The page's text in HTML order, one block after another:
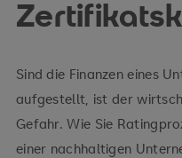
Sind die Finanzen eines
aufgestellt, ist der
Gefahr. Wie Sie
einer nachhaltigen